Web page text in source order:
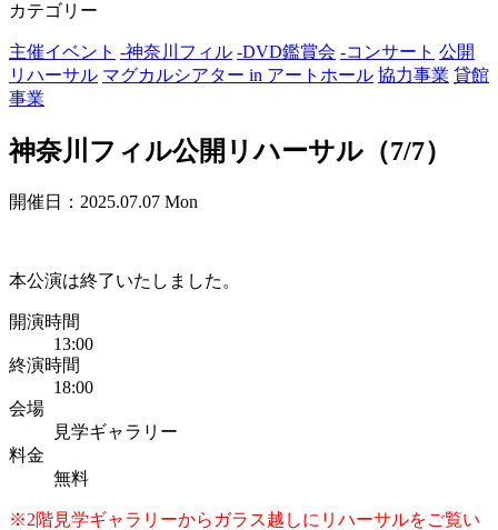
カテゴリー
主催イベント -神奈川フィル -DVD鑑賞会 -コンサート 公開
リハーサル マグカルシアター in アートホール 協力事業 貸館
事業
神奈川フィル公開リハーサル（7/7）
開催日：2025.07.07 Mon
本公演は終了いたしました。
開演時間
13:00
終演時間
18:00
会場
見学ギャラリー
料金
無料
※2階見学ギャラリーからガラス越しにリハーサルをご覧い